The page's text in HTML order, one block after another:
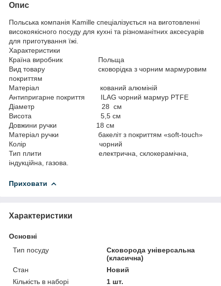
Опис
Польська компанія Kamille спеціалізується на виготовленні
високоякісного посуду для кухні та різноманітних аксесуарів
для приготування їжі.
Характеристики
Країна виробник Польща
Вид товару сковорідка з чорним мармуровим
покриттям
Матеріал кований алюміній
Антипригарне покриття ILAG чорний мармур PTFE
Діаметр 28 см
Висота 5,5 см
Довжини ручки 18 см
Матеріал ручки бакеліт з покриттям «soft-touch»
Колір чорний
Тип плити електрична, склокерамічна,
індукційна, газова.
Приховати
Характеристики
Основні
Тип посуду
Сковорода універсальна
(класична)
Стан
Новий
Кількість в наборі
1 шт.